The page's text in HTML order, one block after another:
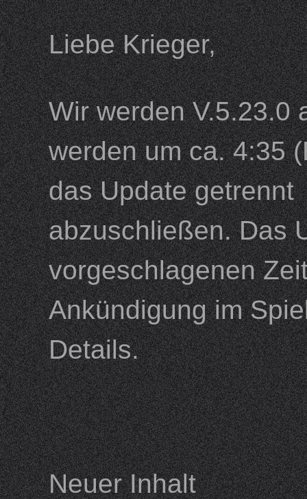
Liebe Krieger,
Wir werden V.5.23.0
werden um ca. 4:35
das Update
abzuschließen. Das
vorgeschlagenen
Ankündigung im
Details.
Neuer Inhalt